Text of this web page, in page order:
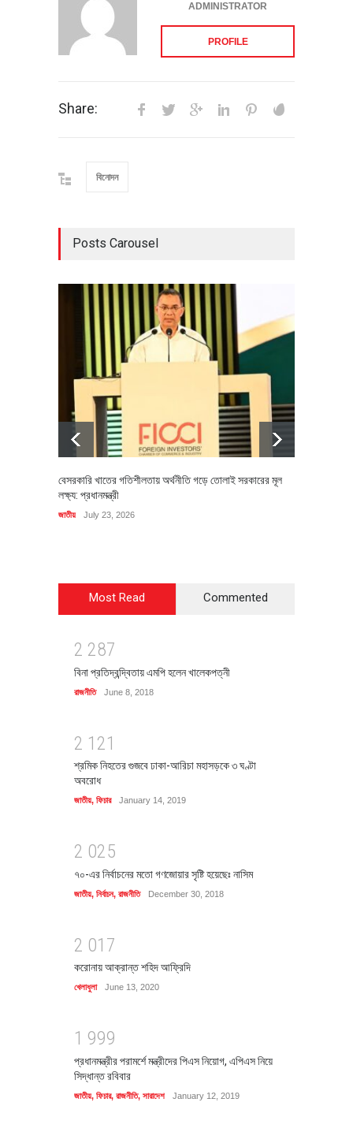
ADMINISTRATOR
PROFILE
Share:
বিনোদন
Posts Carousel
বেসরকারি খাতের গতিশীলতায় অর্থনীতি গড়ে তোলাই সরকারের মূল
লক্ষ্য: প্রধানমন্ত্রী
জাতীয় July 23, 2026
Most Read Commented
2 287
বিনা প্রতিদ্বন্দ্বিতায় এমপি হলেন খালেকপত্নী
রাজনীতি June 8, 2018
2 1 21
শ্রমিক নিহতের গুজবে ঢাকা-আরিচা মহাসড়কে ৩ ঘণ্টা
অবরোধ
জাতীয়, ফিচার January 14, 2019
2 025
৭০-এর নির্বাচনের মতো গণজোয়ার সৃষ্টি হয়েছেঃ নাসিম
জাতীয়, নির্বাচন, রাজনীতি December 30, 2018
2 01 7
করোনায় আক্রান্ত শহিদ আফ্রিদি
খেলাধুলা June 13, 2020
1 999
প্রধানমন্ত্রীর পরামর্শে মন্ত্রীদের পিএস নিয়োগ, এপিএস নিয়ে
সিদ্ধান্ত রবিবার
জাতীয়, ফিচার, রাজনীতি, সারাদেশ January 12, 2019